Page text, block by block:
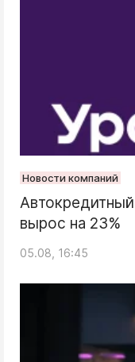
Новости компаний
вырос на 23%
05.08, 16:45